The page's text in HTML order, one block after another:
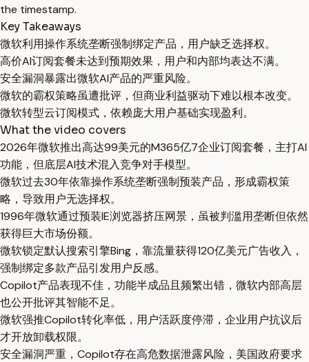
the timestamp.
Key Takeaways
微软利用操作系统垄断强制绑定产品，用户缺乏选择权。
高价AI订阅套餐未达到预期效果，用户和内部均表达不满。
安全漏洞暴露出微软AI产品的严重风险。
微软的霸权策略虽遭批评，但商业利益驱动下难以根本改变。
微软转型云订阅模式，依赖庞大用户基础实现盈利。
What the video covers
2026年微软推出高达99美元的M365亿7企业订阅套餐，主打AI
功能，但底层AI技术混入竞争对手模型。
微软过去30年依靠操作系统垄断强制预装产品，形成霸权策
略，导致用户无选择权。
1996年微软通过预装IE浏览器挤压网景，虽被判滥用垄断但依然
获得巨大市场份额。
微软锁定默认搜索引擎Bing，靠流量获得120亿美元广告收入，
强制绑定多款产品引发用户反感。
Copilot产品表现不佳，功能半成品且频繁出错，微软内部高层
也公开批评其智能不足。
微软强推Copilot转化率低，用户活跃度停滞，企业用户抗议后
才开放卸载权限。
安全漏洞严重，Copilot存在高危数据泄露风险，美国政府要求